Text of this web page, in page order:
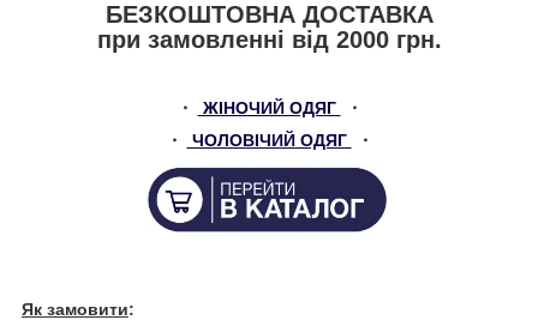
БЕЗКОШТОВНА ДОСТАВКА
при замовленні від 2000 грн.
・ ЖІНОЧИЙ ОДЯГ
・
・
ЧОЛОВІЧИЙ ОДЯГ ・
Як замовити: